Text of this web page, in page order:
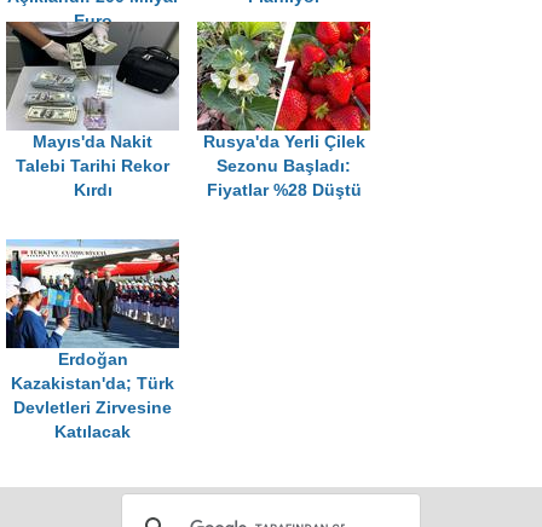
Euro
Mayıs'da Nakit
Talebi Tarihi Rekor
Kırdı
Rusya'da Yerli Çilek
Sezonu Başladı:
Fiyatlar %28 Düştü
Erdoğan
Kazakistan'da; Türk
Devletleri Zirvesine
Katılacak